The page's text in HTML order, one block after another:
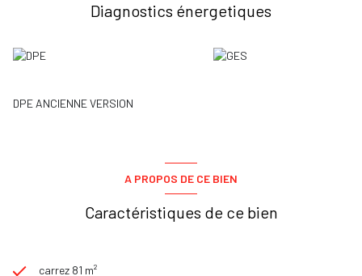
Diagnostics énergetiques
DPE ANCIENNE VERSION
A PROPOS DE CE BIEN
Caractéristiques de ce bien
carrez 81 m²